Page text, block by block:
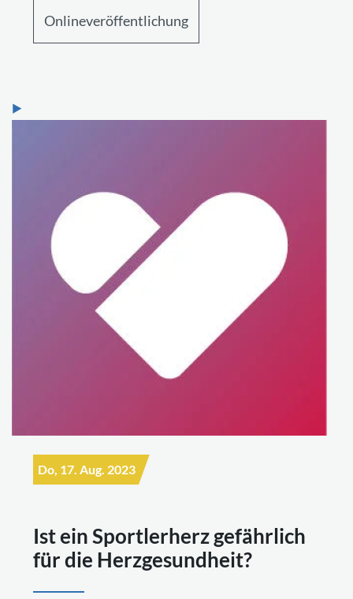
Onlineveröffentlichung
Do, 17. Aug. 2023
Ist ein Sportlerherz gefährlich
für die Herzgesundheit?